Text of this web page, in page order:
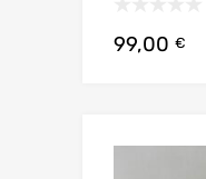
99,00 €